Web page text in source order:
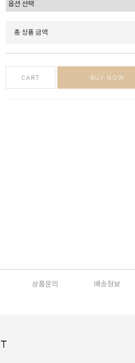
총 상품 금액
CART BUY NOW
상품문의 배송정보